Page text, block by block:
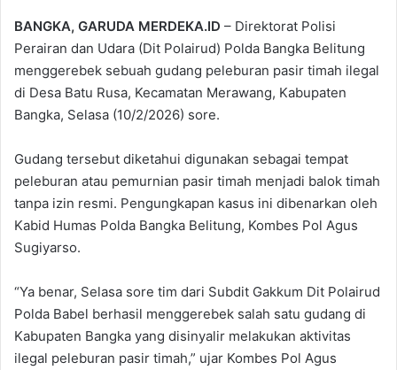
BANGKA, GARUDA MERDEKA.ID – Direktorat Polisi
Perairan dan Udara (Dit Polairud) Polda Bangka Belitung
menggerebek sebuah gudang peleburan pasir timah ilegal
di Desa Batu Rusa, Kecamatan Merawang, Kabupaten
Bangka, Selasa (10/2/2026) sore.
Gudang tersebut diketahui digunakan sebagai tempat
peleburan atau pemurnian pasir timah menjadi balok timah
tanpa izin resmi. Pengungkapan kasus ini dibenarkan oleh
Kabid Humas Polda Bangka Belitung, Kombes Pol Agus
Sugiyarso.
“Ya benar, Selasa sore tim dari Subdit Gakkum Dit Polairud
Polda Babel berhasil menggerebek salah satu gudang di
Kabupaten Bangka yang disinyalir melakukan aktivitas
ilegal peleburan pasir timah,” ujar Kombes Pol Agus